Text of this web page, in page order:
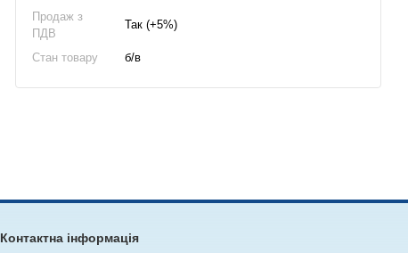
Продаж з
ПДВ
Так (+5%)
Стан товару б/в
Контактна інформація